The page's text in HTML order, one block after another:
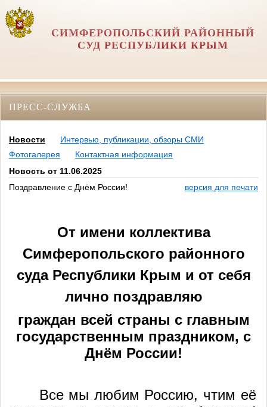
СИМФЕРОПОЛЬСКИЙ РАЙОННЫЙ
СУД РЕСПУБЛИКИ КРЫМ
ПРЕСС-СЛУЖБА
Новости
Интервью, публикации, обзоры СМИ
Фотогалерея
Контактная информация
Новость от 11.06.2025
Поздравление с Днём России!
версия для печати
От имени коллектива
Симферопольского районного
суда Республики Крым и от себя
лично поздравляю
граждан всей страны с главным
государственным праздником, с
Днём России!
Все мы любим Россию, чтим её